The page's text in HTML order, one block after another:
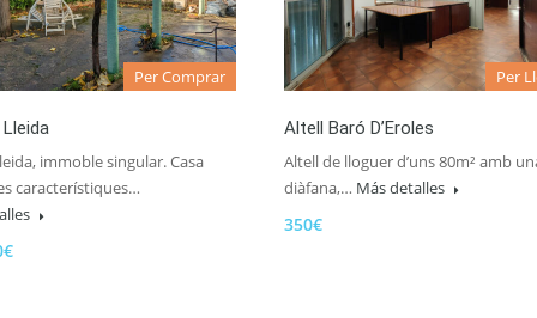
Per Comprar
immoble singular. Casa
característiques…
Per
Altell Baró D’Eroles
Altell de lloguer d’uns 80m² amb
diàfana,… Más detalles
350€